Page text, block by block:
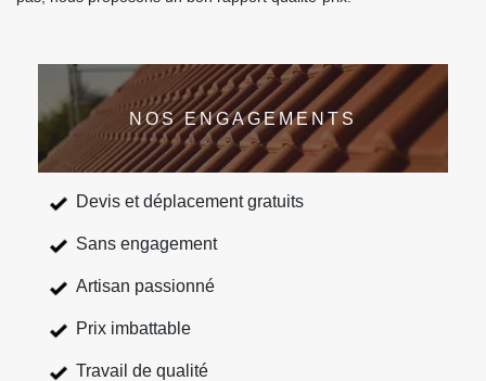
NOS ENGAGEMENTS
Devis et déplacement gratuits
Sans engagement
Artisan passionné
Prix imbattable
Travail de qualité